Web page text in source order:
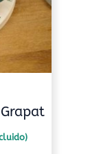
se
pueden
elegir
en
de
producto